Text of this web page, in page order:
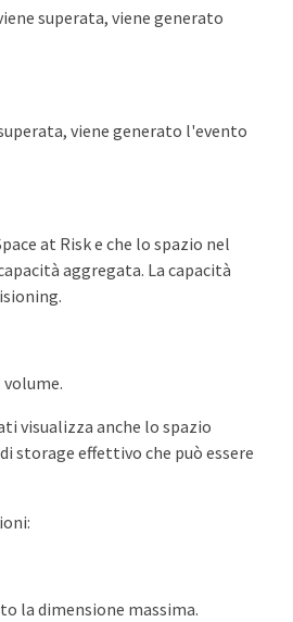
superata, viene generato
viene generato l'evento
at Risk e che lo spazio nel
aggregata. La capacità
visualizza anche lo spazio
storage effettivo che può essere
la dimensione massima.